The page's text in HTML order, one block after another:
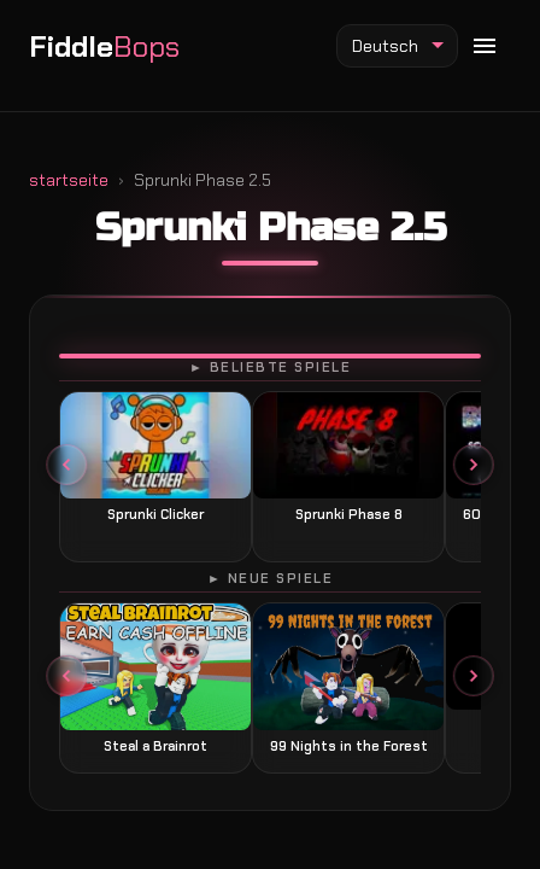
FiddleBops
Fiddlebops Mod
Incredibox Mod
Sprunki Mod
Deutsch
startseite Sprunki Phase 2.5
Sprunki Phase 2.5
► BELIEBTE SPIELE
Sprunki Clicker Sprunki Phase 8 60
SPIELEN
► NEUE SPIELE
Steal a Brainrot 99 Nights in the Forest